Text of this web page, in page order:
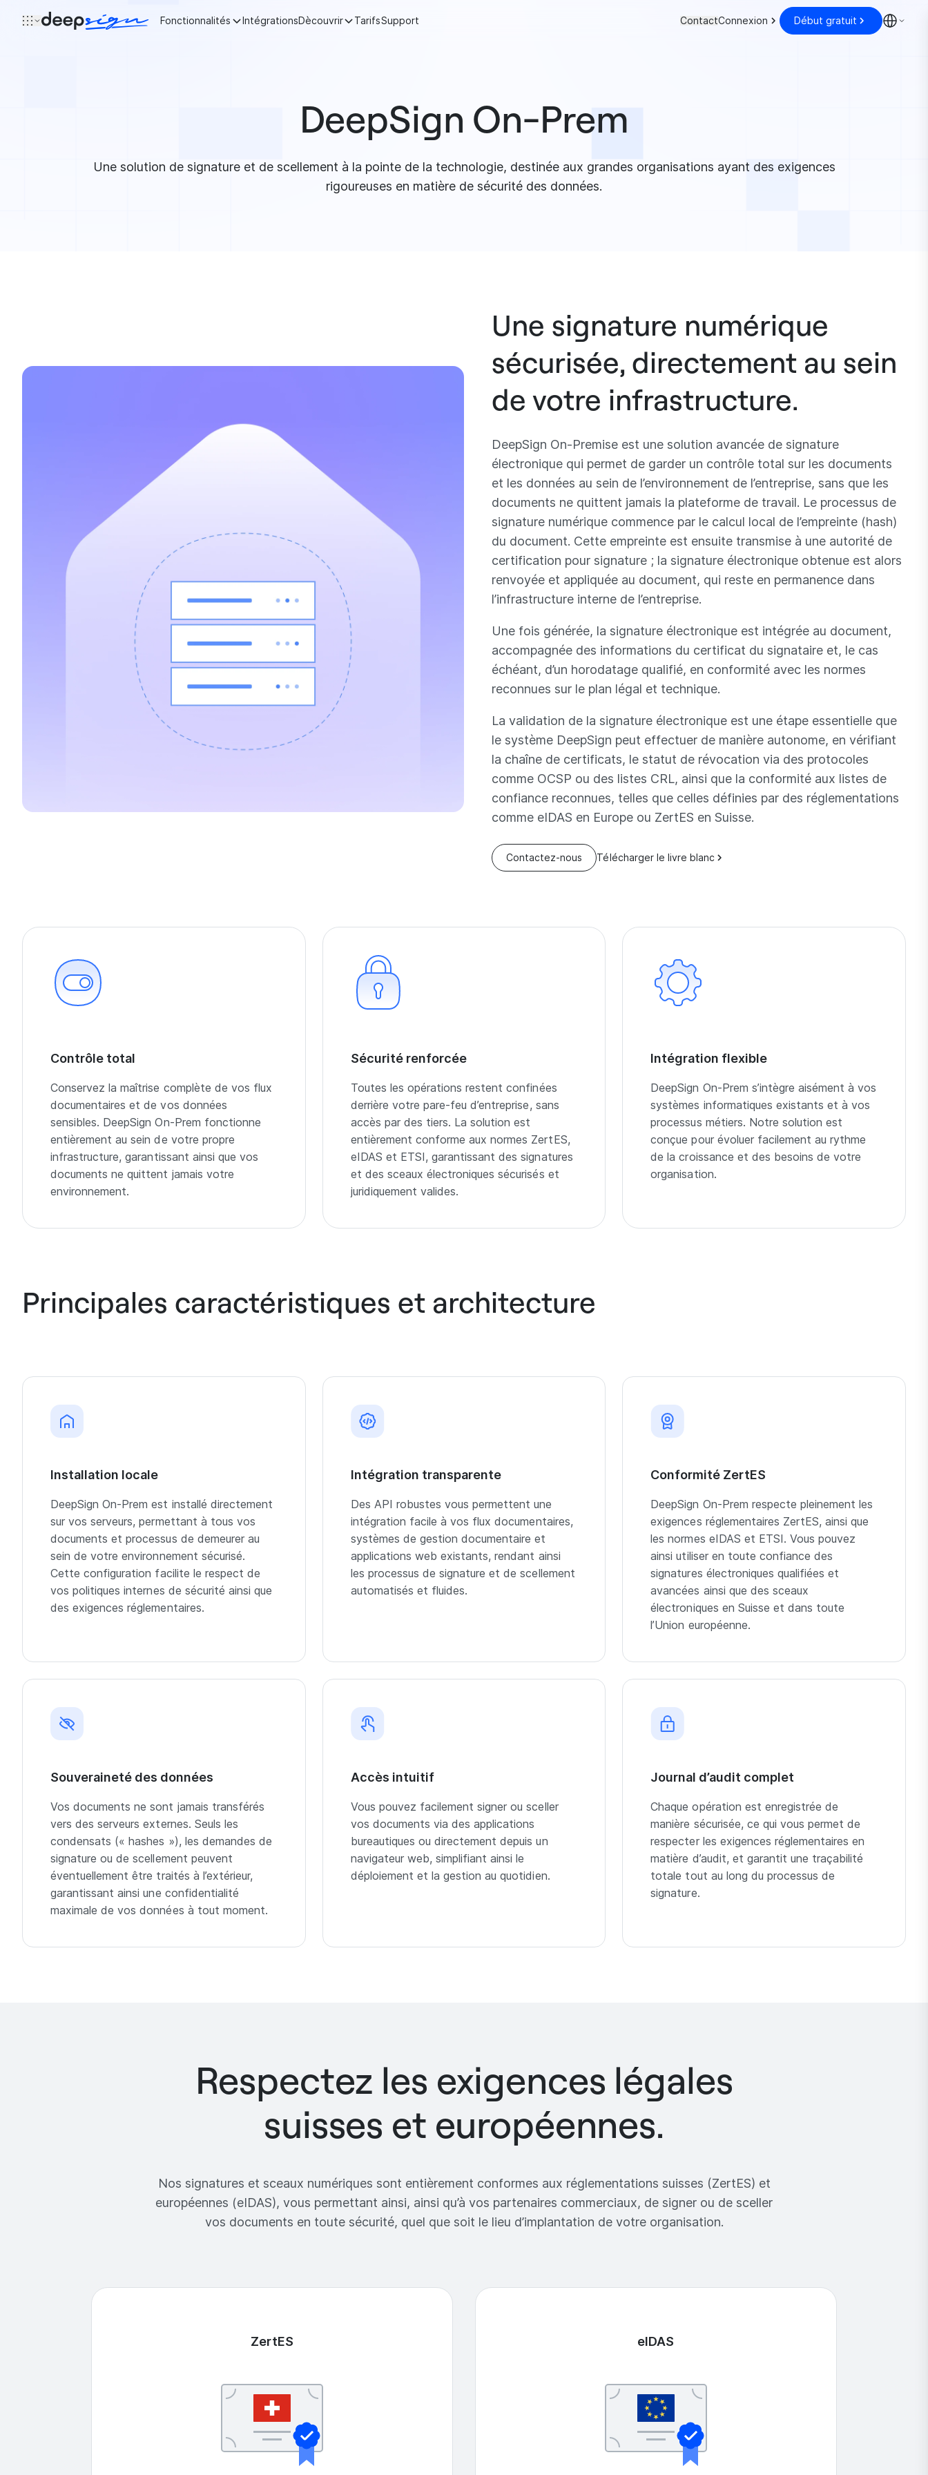
Fonctionnalités IntégrationsDècouvrir TarifsSupport ContactConnexion Début gratuit
DeepSign On-Prem
Une solution de signature et de scellement à la pointe de la technologie, destinée aux grandes organisations ayant des exigences
rigoureuses en matière de sécurité des données.
Une signature numérique
sécurisée, directement au sein
de votre infrastructure.
DeepSign On-Premise est une solution avancée de signature
électronique qui permet de garder un contrôle total sur les documents
et les données au sein de l’environnement de l’entreprise, sans que les
documents ne quittent jamais la plateforme de travail. Le processus de
signature numérique commence par le calcul local de l’empreinte (hash)
du document. Cette empreinte est ensuite transmise à une autorité de
certification pour signature ; la signature électronique obtenue est alors
renvoyée et appliquée au document, qui reste en permanence dans
l’infrastructure interne de l’entreprise.
Une fois générée, la signature électronique est intégrée au document,
accompagnée des informations du certificat du signataire et, le cas
échéant, d’un horodatage qualifié, en conformité avec les normes
reconnues sur le plan légal et technique.
La validation de la signature électronique est une étape essentielle que
le système DeepSign peut effectuer de manière autonome, en vérifiant
la chaîne de certificats, le statut de révocation via des protocoles
comme OCSP ou des listes CRL, ainsi que la conformité aux listes de
confiance reconnues, telles que celles définies par des réglementations
comme eIDAS en Europe ou ZertES en Suisse.
Contactez-nous Télécharger le livre blanc
Contrôle total
Conservez la maîtrise complète de vos flux
documentaires et de vos données
sensibles. DeepSign On-Prem fonctionne
entièrement au sein de votre propre
infrastructure, garantissant ainsi que vos
documents ne quittent jamais votre
environnement.
Sécurité renforcée
Toutes les opérations restent confinées
derrière votre pare-feu d’entreprise, sans
accès par des tiers. La solution est
entièrement conforme aux normes ZertES,
eIDAS et ETSI, garantissant des signatures
et des sceaux électroniques sécurisés et
juridiquement valides.
Intégration flexible
DeepSign On-Prem s’intègre aisément à vos
systèmes informatiques existants et à vos
processus métiers. Notre solution est
conçue pour évoluer facilement au rythme
de la croissance et des besoins de votre
organisation.
Principales caractéristiques et architecture
Installation locale
DeepSign On-Prem est installé directement
sur vos serveurs, permettant à tous vos
documents et processus de demeurer au
sein de votre environnement sécurisé.
Cette configuration facilite le respect de
vos politiques internes de sécurité ainsi que
des exigences réglementaires.
Intégration transparente
Des API robustes vous permettent une
intégration facile à vos flux documentaires,
systèmes de gestion documentaire et
applications web existants, rendant ainsi
les processus de signature et de scellement
automatisés et fluides.
Conformité ZertES
DeepSign On-Prem respecte pleinement les
exigences réglementaires ZertES, ainsi que
les normes eIDAS et ETSI. Vous pouvez
ainsi utiliser en toute confiance des
signatures électroniques qualifiées et
avancées ainsi que des sceaux
électroniques en Suisse et dans toute
l’Union européenne.
Souveraineté des données
Vos documents ne sont jamais transférés
vers des serveurs externes. Seuls les
condensats (« hashes »), les demandes de
signature ou de scellement peuvent
éventuellement être traités à l’extérieur,
garantissant ainsi une confidentialité
maximale de vos données à tout moment.
Accès intuitif
Vous pouvez facilement signer ou sceller
vos documents via des applications
bureautiques ou directement depuis un
navigateur web, simplifiant ainsi le
déploiement et la gestion au quotidien.
Journal d’audit complet
Chaque opération est enregistrée de
manière sécurisée, ce qui vous permet de
respecter les exigences réglementaires en
matière d’audit, et garantit une traçabilité
totale tout au long du processus de
signature.
Respectez les exigences légales
suisses et européennes.
Nos signatures et sceaux numériques sont entièrement conformes aux réglementations suisses (ZertES) et
européennes (eIDAS), vous permettant ainsi, ainsi qu’à vos partenaires commerciaux, de signer ou de sceller
vos documents en toute sécurité, quel que soit le lieu d’implantation de votre organisation.
ZertES eIDAS